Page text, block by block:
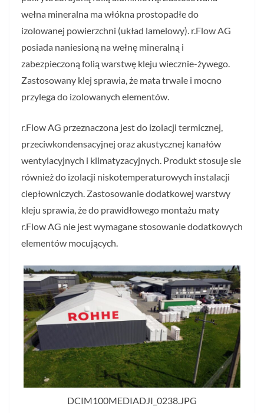
wełna mineralna ma włókna prostopadłe do
izolowanej powierzchni (układ lamelowy). r.Flow AG
posiada naniesioną na wełnę mineralną i
zabezpieczoną folią warstwę kleju wiecznie-żywego.
Zastosowany klej sprawia, że mata trwale i mocno
przylega do izolowanych elementów.
r.Flow AG przeznaczona jest do izolacji termicznej,
przeciwkondensacyjnej oraz akustycznej kanałów
wentylacyjnych i klimatyzacyjnych. Produkt stosuje sie
również do izolacji niskotemperaturowych instalacji
ciepłowniczych. Zastosowanie dodatkowej warstwy
kleju sprawia, że do prawidłowego montażu maty
r.Flow AG nie jest wymagane stosowanie dodatkowych
elementów mocujących.
DCIM100MEDIADJI_0238.JPG